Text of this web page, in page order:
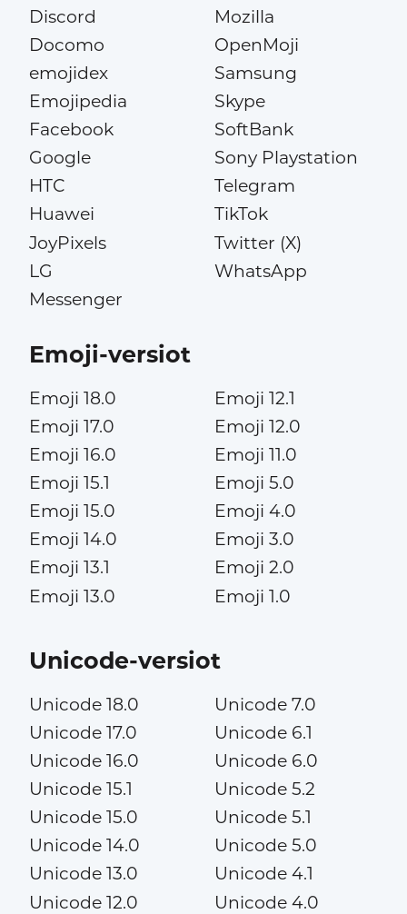
Discord
Docomo
emojidex
Emojipedia
Facebook
Google
HTC
Huawei
JoyPixels
LG
Messenger
Mozilla
OpenMoji
Samsung
Skype
SoftBank
Sony Playstation
Telegram
TikTok
Twitter (X)
WhatsApp
Emoji-versiot
Emoji 18.0
Emoji 17.0
Emoji 16.0
Emoji 15.1
Emoji 15.0
Emoji 14.0
Emoji 13.1
Emoji 13.0
Emoji 12.1
Emoji 12.0
Emoji 11.0
Emoji 5.0
Emoji 4.0
Emoji 3.0
Emoji 2.0
Emoji 1.0
Unicode-versiot
Unicode 18.0
Unicode 17.0
Unicode 16.0
Unicode 15.1
Unicode 15.0
Unicode 14.0
Unicode 13.0
Unicode 12.0
Unicode 7.0
Unicode 6.1
Unicode 6.0
Unicode 5.2
Unicode 5.1
Unicode 5.0
Unicode 4.1
Unicode 4.0